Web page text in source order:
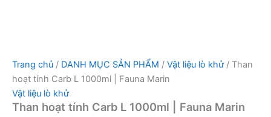
Trang chủ / DANH MỤC SẢN PHẨM / Vật liệu lò khử/ Than
hoạt tính Carb L 1000ml | Fauna Marin
Vật liệu lò khử
Than hoạt tính Carb L 1000ml | Fauna Marin